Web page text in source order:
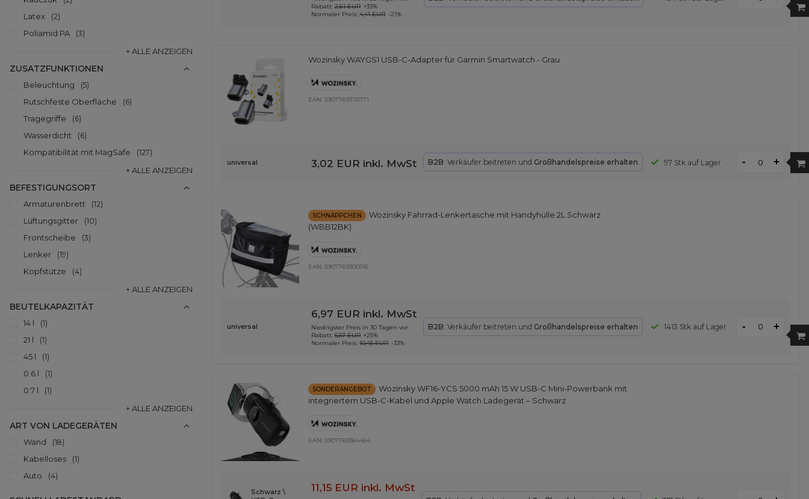
Latex 2
Poliamid PA 3
+ ALLE ANZEIGEN
ZUSATZFUNKTIONEN
Beleuchtung 5
Rutschfeste Oberfläche 6
Tragegriffe 6
Wasserdicht 6
Kompatibilität mit MagSafe 127
+ ALLE ANZEIGEN
BEFESTIGUNGSORT
Armaturenbrett 12
Lüftungsgitter 10
Frontscheibe 3
Lenker 19
Kopfstütze 4
+ ALLE ANZEIGEN
BEUTELKAPAZITÄT
14 l 1
21 l 1
45 l 1
0.6 l 1
0.7 l 1
+ ALLE ANZEIGEN
ART VON LADEGERÄTEN
Wand 18
Kabelloses 1
Auto 4
Rabatt: 2,61 EUR +33%
Normaler Preis: 4,41 EUR -21%
Wozinsky WAYGS1 USB-C-Adapter für Garmin Smartwatch - Grau
EAN: 5907769376771
universal 3,02 EUR inkl. MwSt B2B: Verkäufer beitreten und Großhandelspreise erhalten 97 Stk auf Lager - +
SCHNÄPPCHEN
Wozinsky Fahrrad-Lenkertasche mit Handyhülle 2L Schwarz
(WBB12BK)
EAN: 5907769300516
universal
6,97 EUR inkl. MwSt
Niedrigster Preis in 30 Tagen vor
Rabatt: 5,57 EUR +25%
Normaler Preis: 10,45 EUR -33%
B2B: Verkäufer beitreten und Großhandelspreise erhalten 1413 Stk auf Lager - +
SONDERANGEBOT
Wozinsky WF16-YCS 5000 mAh 15 W USB-C Mini-Powerbank mit
integriertem USB-C-Kabel und Apple Watch Ladegerät – Schwarz
EAN: 5907769364464
Schwarz \
11,15 EUR inkl. MwSt